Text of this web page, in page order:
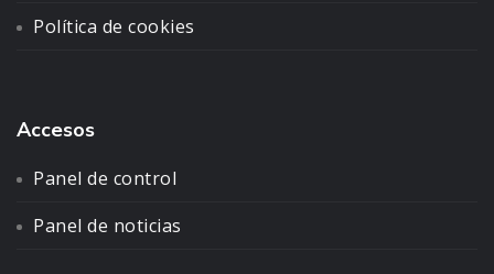
Política de cookies
Accesos
Panel de control
Panel de noticias